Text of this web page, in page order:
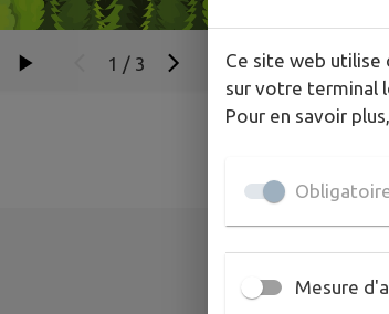
1 / 3
Ce site web
sur votre terminal
Pour en savoir
Mesure